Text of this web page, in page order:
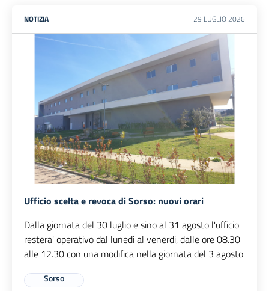
NOTIZIA 29 LUGLIO 2026
Ufficio scelta e revoca di Sorso: nuovi orari
Dalla giornata del 30 luglio e sino al 31 agosto l'ufficio
restera' operativo dal lunedi al venerdi, dalle ore 08.30
alle 12.30 con una modifica nella giornata del 3 agosto
Sorso